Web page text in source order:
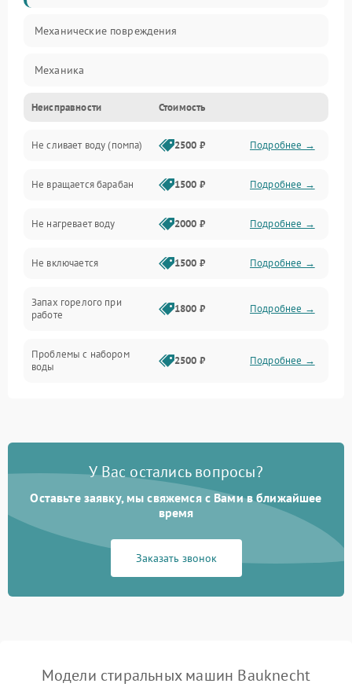
Механические повреждения
Механика
Электропитание
Водоснабжение
Слив
Программное обеспечение
Неисправности Стоимость
Не сливает воду (помпа) 2500 ₽ Подробнее →
Не вращается барабан 1500 ₽ Подробнее →
Не нагревает воду 2000 ₽ Подробнее →
Не включается 1500 ₽ Подробнее →
Запах горелого при
работе
1800 ₽ Подробнее →
Проблемы с набором
воды
2500 ₽ Подробнее →
Замена платы управления 2200 ₽ Подробнее →
У Вас остались вопросы?
Оставьте заявку, мы свяжемся с Вами в ближайшее
время
Заказать звонок
Модели стиральных машин Bauknecht